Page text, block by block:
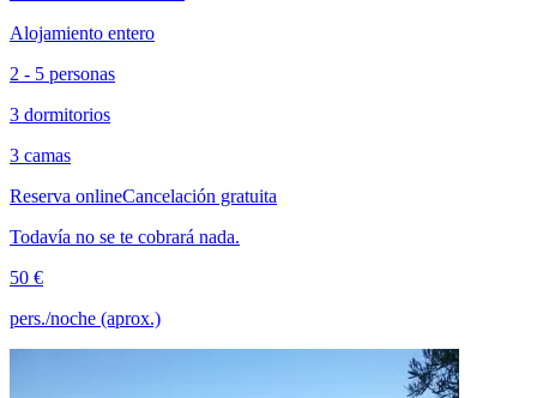
Alojamiento entero
2 - 5 personas
3 dormitorios
3 camas
Reserva onlineCancelación gratuita
Todavía no se te cobrará nada.
50 €
pers./noche (aprox.)